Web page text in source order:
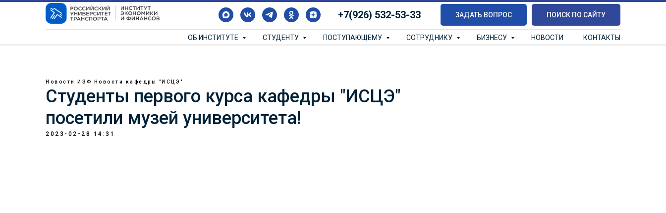
+7(926) 532-53-33 ЗАДАТЬ ВОПРОС ПОИСК ПО САЙТУ
ОБ ИНСТИТУТЕ СТУДЕНТУ ПОСТУПАЮЩЕМУ СОТРУДНИКУ БИЗНЕСУ НОВОСТИ КОНТАКТЫ
Новости ИЭФ Новости кафедры "ИСЦЭ"
Студенты первого курса кафедры "ИСЦЭ"
посетили музей университета!
2023-02-28 14:31